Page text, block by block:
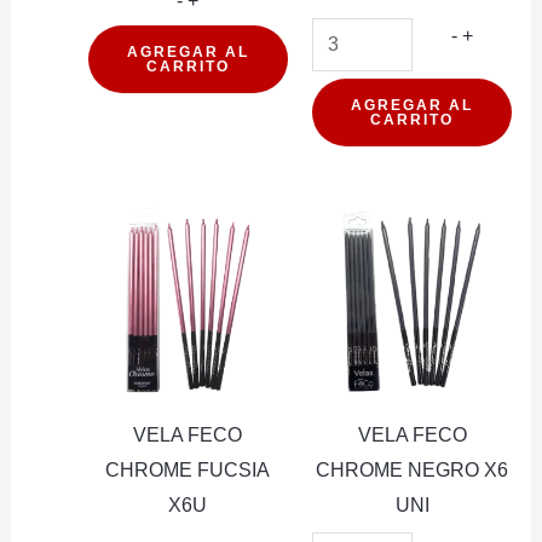
5
CHAMPAGNE
AGREGAR AL
CARRITO
- VELA
+
AGREGAR AL
CARRITO
VELA FECO
CHROME FUCSIA
X6U
VELA FECO
CHROME NEGRO X6
UNI